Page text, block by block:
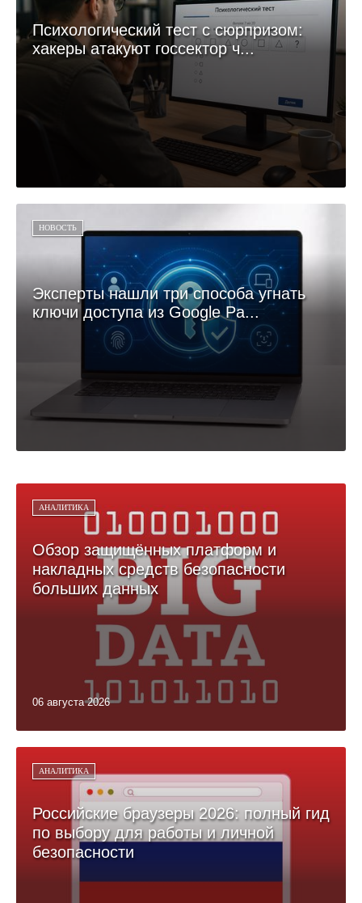
Психологический тест с сюрпризом:
хакеры атакуют госсектор ч...
НОВОСТЬ
Эксперты нашли три способа угнать
ключи доступа из Google Pa...
АНАЛИТИКА
Обзор защищённых платформ и
накладных средств безопасности
больших данных
06 августа 2026
АНАЛИТИКА
Российские браузеры 2026: полный гид
по выбору для работы и личной
безопасности